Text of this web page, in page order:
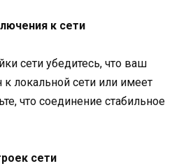
к сети
сети убедитесь, что ваш
локальной сети или имеет
что соединение стабильное
сети